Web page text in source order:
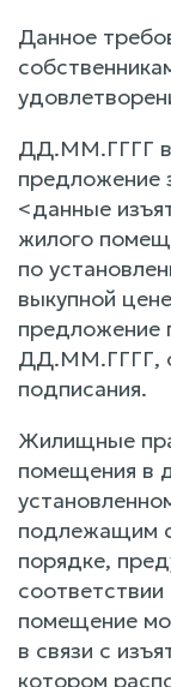
Данное
ДД.ММ.ГГГГ в
предложение
<данные
жилого
по
выкупной
предложение
ДД.ММ.ГГГГ,
подписания.
Жилищные
помещения в
подлежащим
порядке,
помещение
в связи с
котором